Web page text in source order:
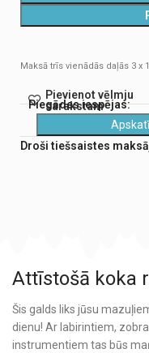
Maksā trīs vienādās daļās 3 x
Pievienot vēlmju
sarakstam
Piegādes iespējas:
Droši tiešsaistes
Attīstošā koka
Šis galds liks jūsu
dienu! Ar labirintiem,
instrumentiem tas būs